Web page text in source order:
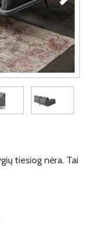
tiesiog nėra. Tai